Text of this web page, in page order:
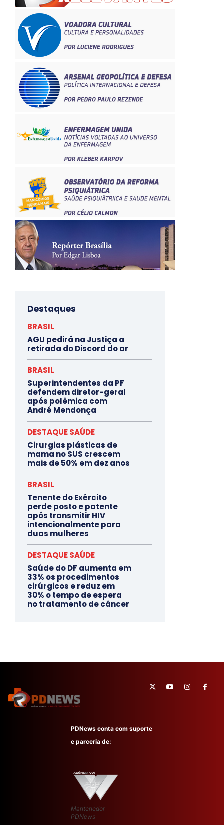
Destaques
BRASIL
AGU pedirá na Justiça a
retirada do Discord do ar
BRASIL
Superintendentes da PF
defendem diretor-geral
após polêmica com
André Mendonça
DESTAQUE SAÚDE
Cirurgias plásticas de
mama no SUS crescem
mais de 50% em dez anos
BRASIL
Tenente do Exército
perde posto e patente
após transmitir HIV
intencionalmente para
duas mulheres
DESTAQUE SAÚDE
Saúde do DF aumenta em
33% os procedimentos
cirúrgicos e reduz em
30% o tempo de espera
no tratamento de câncer
PDNews conta com suporte
e parceria de:
Mantenedor
PDNews